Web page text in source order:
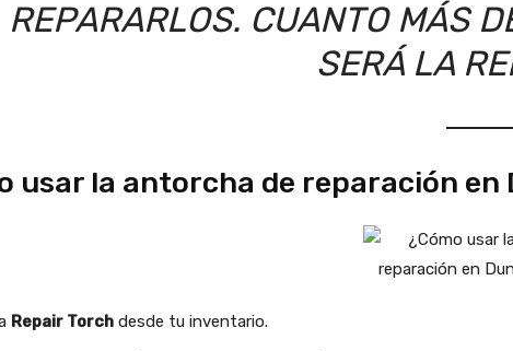
REPARARLOS. CUANTO MÁS
SERÁ LA
usar la antorcha de reparación en
Repair Torch desde tu inventario.